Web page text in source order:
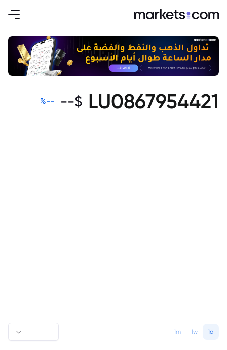
LU0867954421
$
--
--
%
1d
1w
1m